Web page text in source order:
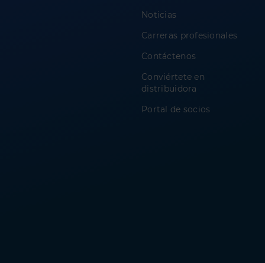
Noticias
Carreras profesionales
Contáctenos
Conviértete en
distribuidora
Portal de socios